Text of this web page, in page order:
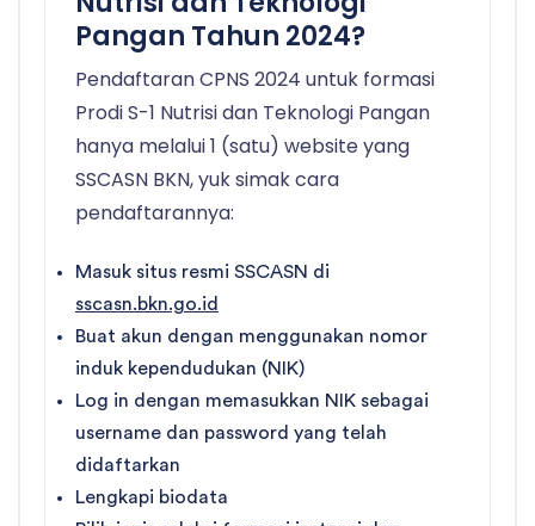
Pangan Tahun 2024?
Pendaftaran CPNS 2024 untuk formasi
Prodi S-1 Nutrisi dan Teknologi Pangan
hanya melalui 1 (satu) website yang
SSCASN BKN, yuk simak cara
pendaftarannya:
Masuk situs resmi SSCASN di
sscasn.bkn.go.id
Buat akun dengan menggunakan nomor
induk kependudukan (NIK)
Log in dengan memasukkan NIK sebagai
username dan password yang telah
didaftarkan
Lengkapi biodata